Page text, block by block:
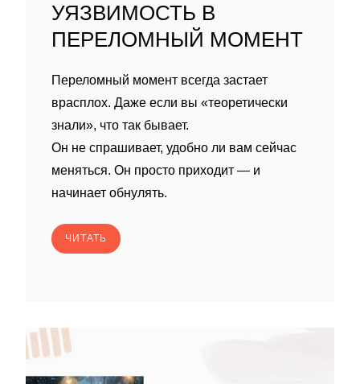
УЯЗВИМОСТЬ В
ПЕРЕЛОМНЫЙ МОМЕНТ
Переломный момент всегда застает
врасплох. Даже если вы «теоретически
знали», что так бывает.
Он не спрашивает, удобно ли вам сейчас
меняться. Он просто приходит — и
начинает обнулять.
ЧИТАТЬ